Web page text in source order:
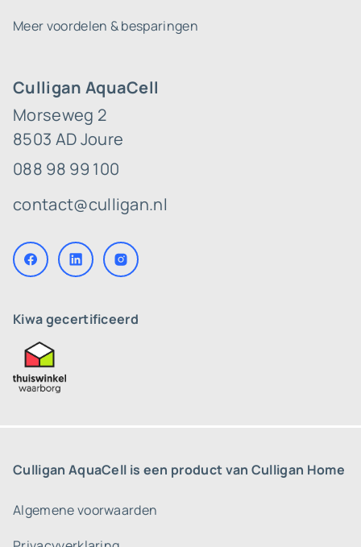
Culligan AquaCell
Morseweg 2
8503 AD Joure
088 98 99 100
contact@culligan.nl
Kiwa gecertificeerd
Meer voordelen & besparingen
Culligan AquaCell is een product van Culligan Home
Algemene voorwaarden